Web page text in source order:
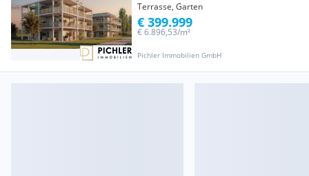
Terrasse, Garten
Pichler Immobilien GmbH
€ 6.896,53/m²
€ 399.999